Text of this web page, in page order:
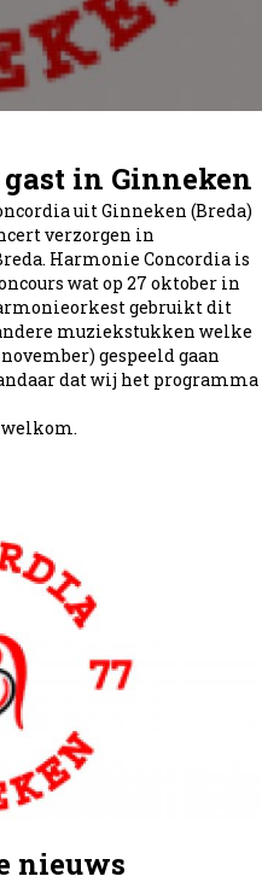
in Ginneken
uit Ginneken (Breda)
verzorgen in
Harmonie Concordia is
wat op 27 oktober in
gebruikt dit
muziekstukken welke
gespeeld gaan
dat wij het programma
welkom.
nieuws